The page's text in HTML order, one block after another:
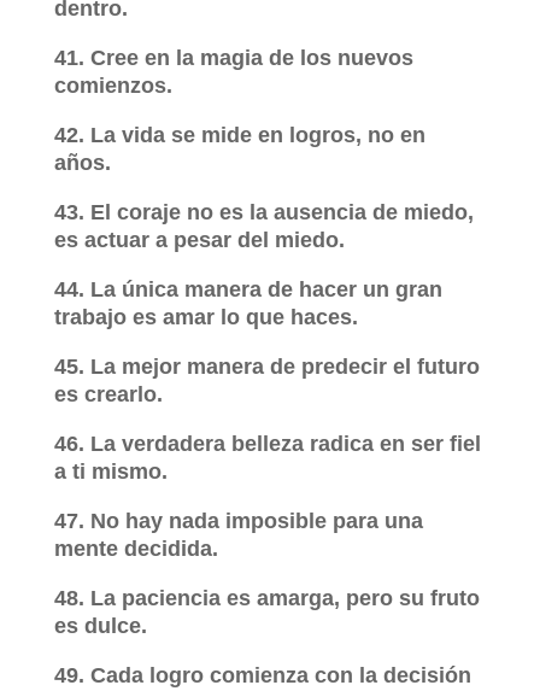
dentro.
41. Cree en la magia de los nuevos
comienzos.
42. La vida se mide en logros, no en
años.
43. El coraje no es la ausencia de miedo,
es actuar a pesar del miedo.
44. La única manera de hacer un gran
trabajo es amar lo que haces.
45. La mejor manera de predecir el futuro
es crearlo.
46. La verdadera belleza radica en ser fiel
a ti mismo.
47. No hay nada imposible para una
mente decidida.
48. La paciencia es amarga, pero su fruto
es dulce.
49. Cada logro comienza con la decisión